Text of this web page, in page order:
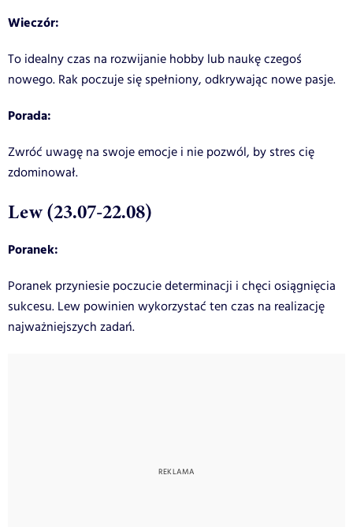
Wieczór:
To idealny czas na rozwijanie hobby lub naukę czegoś
nowego. Rak poczuje się spełniony, odkrywając nowe pasje.
Porada:
Zwróć uwagę na swoje emocje i nie pozwól, by stres cię
zdominował.
Lew (23.07-22.08)
Poranek:
Poranek przyniesie poczucie determinacji i chęci osiągnięcia
sukcesu. Lew powinien wykorzystać ten czas na realizację
najważniejszych zadań.